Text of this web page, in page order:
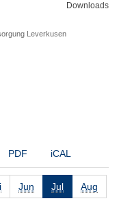
Downloads
Leverkusen
PDF iCAL
Jun Jul Aug